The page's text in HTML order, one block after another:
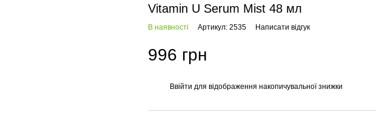
Vitamin U Serum Mist 48 мл
В наявності Артикул: 2535 Написати відгук
996 грн
Ввійти для відображення накопичувальної знижки